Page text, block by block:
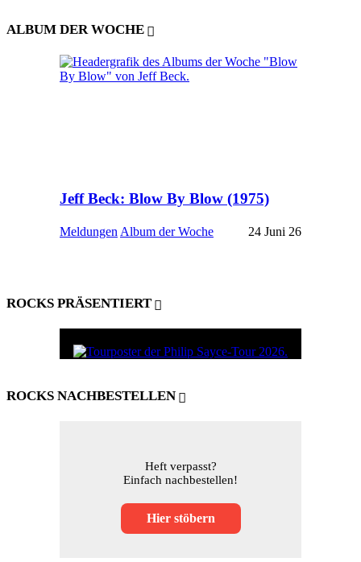
ALBUM DER WOCHE
Jeff Beck: Blow By Blow (1975)
Meldungen Album der Woche 24 Juni 26
ROCKS PRÄSENTIERT
ROCKS NACHBESTELLEN
Heft verpasst?
Einfach nachbestellen!
Hier stöbern